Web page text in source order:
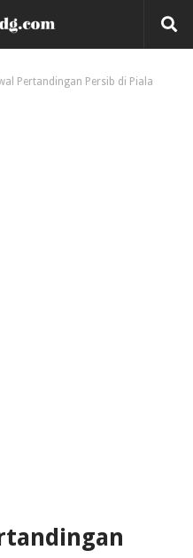
Pertandingan Persib di Piala